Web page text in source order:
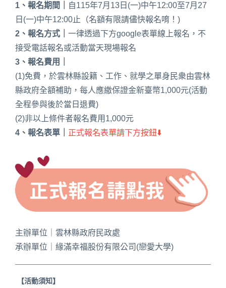
1、報名期間｜
自115年7月13日(一)中午12:00至7月27
日(一)中午12:00止（名額有限請儘快報名唷！)
2、報名方式｜ 一律透過下方google表單線上報名，不
接受電話報名或活動當天現場報名
3、報名費用｜
(1)免費，於雲林縣設籍、工作、就學之單身民衆由雲林
縣政府全額補助，每人應繳保證金新臺幣1,000元(活動
全程參與後於當日退費)
(2)非以上條件者報名費用1,000元
4、報名表單｜ 正式報名表單請下方按鈕⬇️
主辦單位｜雲林縣政府民政處
承辦單位｜緣滿幸福股份有限公司(戀愛大學)
【活動須知】